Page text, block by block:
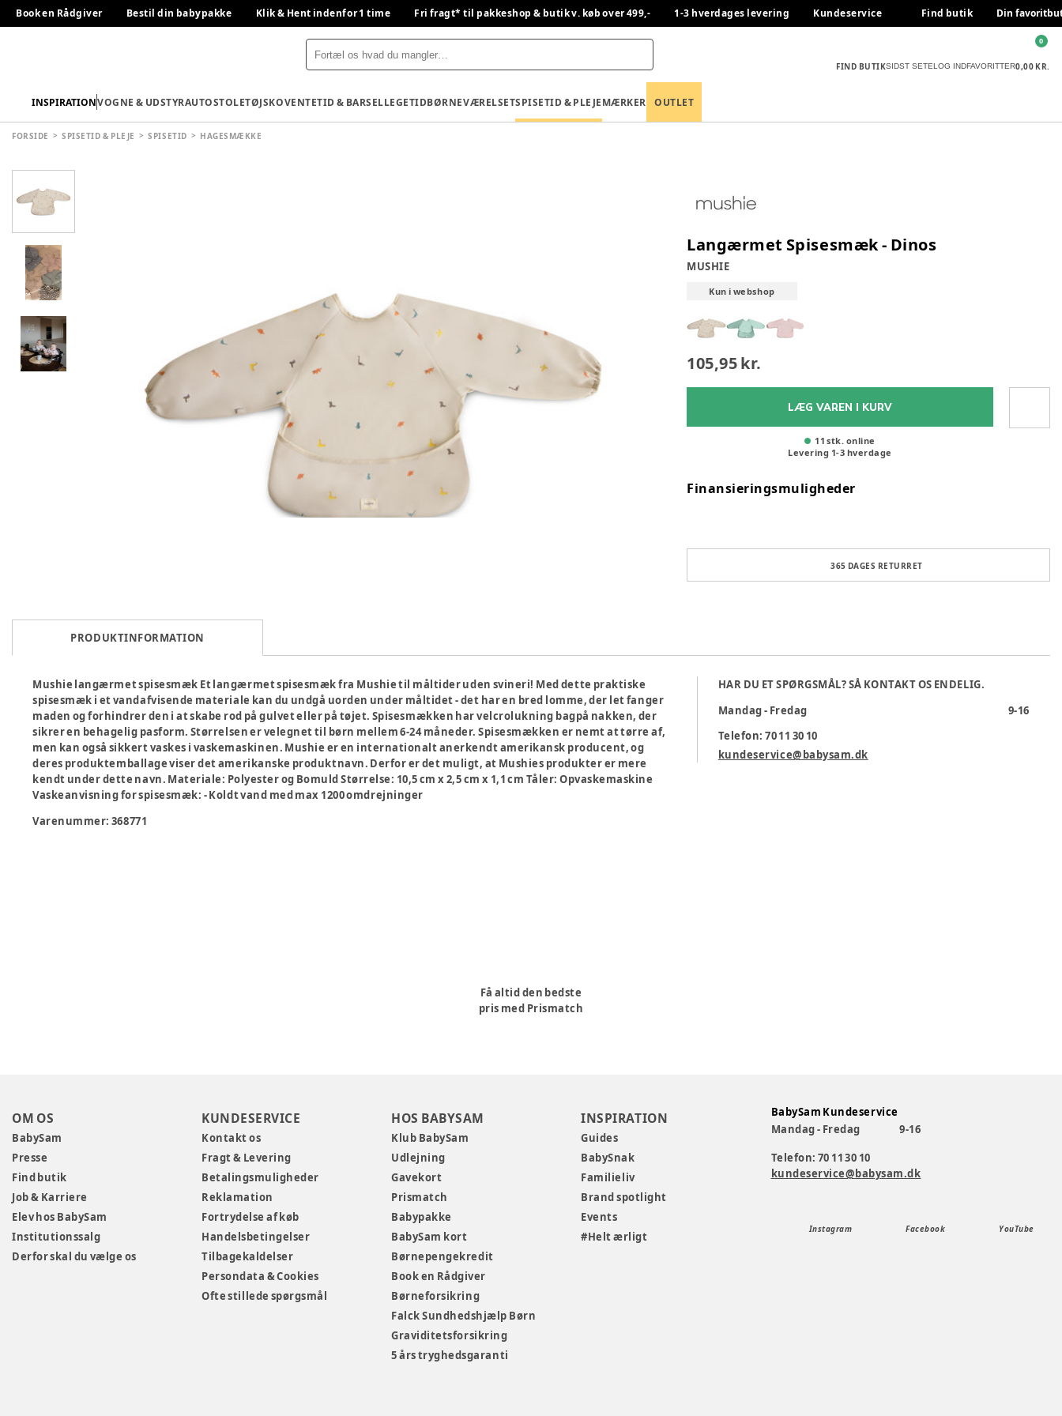
Book en Rådgiver Bestil din babypakke Klik & Hent indenfor 1 time Fri fragt* til pakkeshop & butik v. køb over 499,- 1-3 hverdages levering Kundeservice Find butik Din
FIND BUTIKSIDST SETELOG INDFAVORITTER0,00 KR.
0
INSPIRATIONVOGNE & UDSTYRAUTOSTOLETØJSKOVENTETID & BARSELLEGETIDBØRNEVÆRELSETSPISETID & PLEJEMÆRKER OUTLET
FORSIDE SPISETID & PLEJE SPISETID HAGESMÆKKE
Langærmet Spisesmæk - Dinos
MUSHIE
Kun i webshop
105,95 kr.
LÆG VAREN I KURV
11 stk. online
Levering 1-3 hverdage
Finansieringsmuligheder
365 DAGES RETURRET
PRODUKTINFORMATION
Mushie langærmet spisesmæk Et langærmet spisesmæk fra Mushie til måltider uden svineri! Med dette praktiske
spisesmæk i et vandafvisende materiale kan du undgå uorden under måltidet - det har en bred lomme, der let fanger
maden og forhindrer den i at skabe rod på gulvet eller på tøjet. Spisesmækken har velcrolukning bagpå nakken, der
sikrer en behagelig pasform. Størrelsen er velegnet til børn mellem 6-24 måneder. Spisesmækken er nemt at tørre af,
men kan også sikkert vaskes i vaskemaskinen. Mushie er en internationalt anerkendt amerikansk producent, og
deres produktemballage viser det amerikanske produktnavn. Derfor er det muligt, at Mushies produkter er mere
kendt under dette navn. Materiale: Polyester og BomuldStørrelse: 10,5 cm x 2,5 cm x 1,1 cm Tåler:Opvaskemaskine
Vaskeanvisning for spisesmæk: - Koldt vand med max 1200 omdrejninger
Varenummer: 368771
HAR DU ET SPØRGSMÅL? SÅ KONTAKT OS ENDELIG.
Mandag - Fredag
9-16
Telefon: 70 11 30 10
kundeservice@babysam.dk
Få altid den bedste
pris med Prismatch
OM OS
BabySam
Presse
Find butik
Job & Karriere
Elev hos BabySam
Institutionssalg
Derfor skal du vælge os
KUNDESERVICE
Kontakt os
Fragt & Levering
Betalingsmuligheder
Reklamation
Fortrydelse af køb
Handelsbetingelser
Tilbagekaldelser
Persondata & Cookies
Ofte stillede spørgsmål
HOS BABYSAM
Klub BabySam
Udlejning
Gavekort
Prismatch
Babypakke
BabySam kort
Børnepengekredit
Book en Rådgiver
Børneforsikring
Falck Sundhedshjælp Børn
Graviditetsforsikring
5 års tryghedsgaranti
INSPIRATION
Guides
BabySnak
Familieliv
Brand spotlight
Events
#Helt ærligt
BabySam Kundeservice
Mandag - Fredag
9-16
Telefon: 70 11 30 10
kundeservice@babysam.dk
Instagram Facebook YouTube